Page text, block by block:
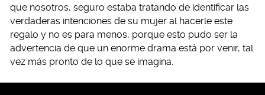
que nosotros, seguro estaba tratando de identificar las
verdaderas intenciones de su mujer al hacerle este
regalo y no es para menos, porque esto pudo ser la
advertencia de que un enorme drama está por venir, tal
vez más pronto de lo que se imagina.